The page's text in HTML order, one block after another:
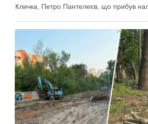
Кличка, Петро Пантелеєв, що прибув
втім, чи вдасться зберегти ту частину
лишилася, – поки невідомо На